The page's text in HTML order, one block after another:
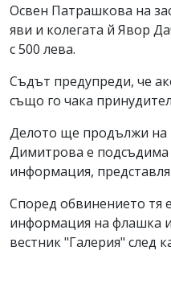
Освен Патрашкова на
яви и колегата й Явор
с 500 лева.
Съдът предупреди, че
също го чака
Делото ще продължи на
Димитрова е подсъдима
информация,
Според обвинението тя
информация на флашка
вестник "Галерия" след